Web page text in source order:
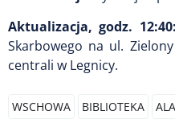
Aktualizacja, godz. 12:40:
Skarbowego na ul.
centrali w Legnicy.
WSCHOWA BIBLIOTEKA